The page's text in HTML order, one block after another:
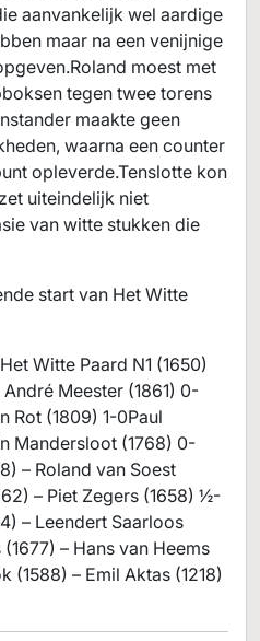
aanvankelijk wel aardige
maar na een venijnige
moest met
tegen twee torens
maakte geen
waarna een counter
opleverde.Tenslotte kon
uiteindelijk niet
van witte stukken die
start van Het Witte
Witte Paard N1 (1650)
Meester (1861) 0-
Rot (1809) 1-0Paul
Mandersloot (1768) 0-
– Roland van Soest
– Piet Zegers (1658) ½-
– Leendert Saarloos
– Hans van Heems
– Emil Aktas (1218)